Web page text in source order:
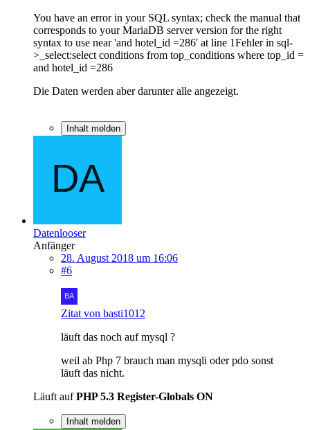
You have an error in your SQL syntax; check the manual that
corresponds to your MariaDB server version for the right
syntax to use near 'and hotel_id =286' at line 1Fehler in sql-
>_select:select conditions from top_conditions where top_id =
and hotel_id =286
Die Daten werden aber darunter alle angezeigt.
Inhalt melden
Datenlooser
Anfänger
28. August 2018 um 16:06
#6
Zitat von basti1012
läuft das noch auf mysql ?
weil ab Php 7 brauch man mysqli oder pdo sonst
läuft das nicht.
Läuft aufPHP 5.3 Register-Globals ON
Inhalt melden